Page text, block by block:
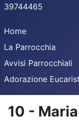
39744465
Home
La Parrocchia
Avvisi Parrocchiali
Adorazione
10 -